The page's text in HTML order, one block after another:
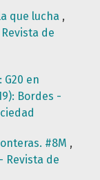
que lucha ,
Revista de
G20 en
Bordes -
#8M ,
Revista de